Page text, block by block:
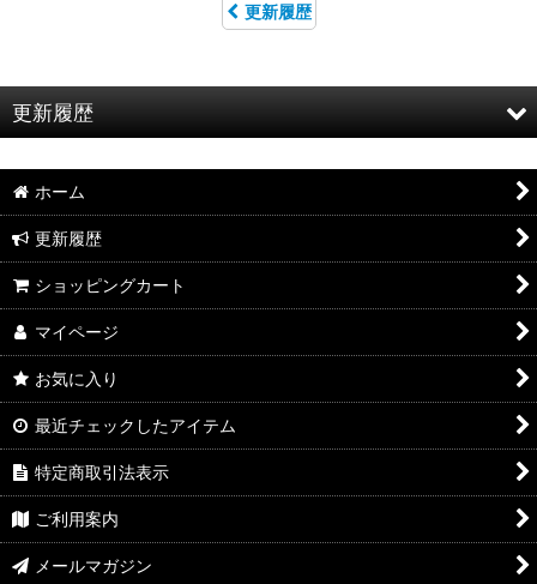
更新履歴
更新履歴
2026年8月入荷のご案内
2026年7月新製品のご案内
2026年7月入荷のご案内
2026年6月新製品のご案内
2026年6月入荷のご案内
2026年5月新製品のご案内
ホーム
更新履歴
ショッピングカート
マイページ
お気に入り
最近チェックしたアイテム
特定商取引法表示
ご利用案内
メールマガジン